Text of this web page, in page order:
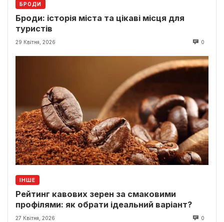
БРОДИ
Броди: історія міста та цікаві місця для
туристів
29 Квітня, 2026 0
ІНШЕ
Рейтинг кавових зерен за смаковими
профілями: як обрати ідеальний варіант?
27 Квітня, 2026 0